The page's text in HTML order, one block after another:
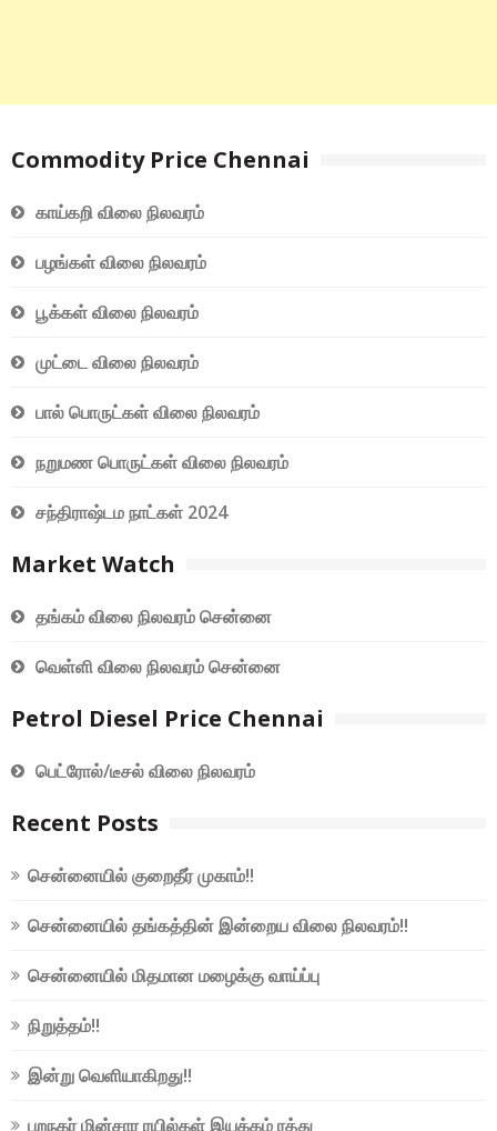
Commodity Price Chennai
காய்கறி விலை நிலவரம்
பழங்கள் விலை நிலவரம்
பூக்கள் விலை நிலவரம்
முட்டை விலை நிலவரம்
பால் பொருட்கள் விலை நிலவரம்
நறுமண பொருட்கள் விலை நிலவரம்
சந்திராஷ்டம நாட்கள் 2024
Market Watch
தங்கம் விலை நிலவரம் சென்னை
வெள்ளி விலை நிலவரம் சென்னை
Petrol Diesel Price Chennai
பெட்ரோல்/டீசல் விலை நிலவரம்
Recent Posts
சென்னையில் குறைதீர் முகாம்!!
சென்னையில் தங்கத்தின் இன்றைய விலை நிலவரம்!!
சென்னையில் மிதமான மழைக்கு வாய்ப்பு
நிறுத்தம்!!
இன்று வெளியாகிறது!!
புறநகர் மின்சார ரயில்கள் இயக்கம் ரத்து